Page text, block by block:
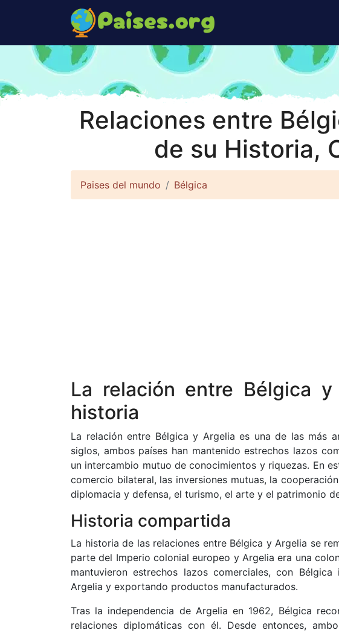
Relaciones entre
de su Historia,
Paises del mundo Bélgica
La relación entre Bélgica
historia
La relación entre Bélgica y Argelia es una de las más
siglos, ambos países han mantenido estrechos lazos
un intercambio mutuo de conocimientos y riquezas. En
comercio bilateral, las inversiones mutuas, la
diplomacia y defensa, el turismo, el arte y el patrimonio
Historia compartida
La historia de las relaciones entre Bélgica y Argelia se
parte del Imperio colonial europeo y Argelia era una
mantuvieron estrechos lazos comerciales, con
Argelia y exportando productos manufacturados.
Tras la independencia de Argelia en 1962, Bélgica
relaciones diplomáticas con él. Desde entonces,